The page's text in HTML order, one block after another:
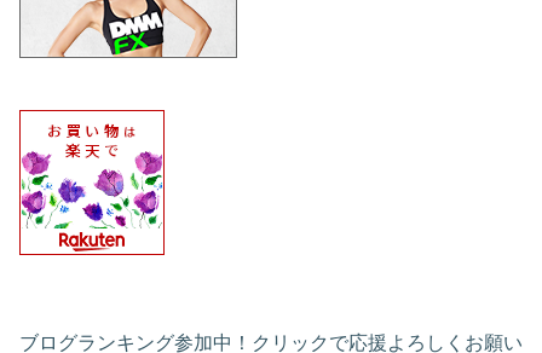
ブログランキング参加中！クリックで応援よろしくお願い